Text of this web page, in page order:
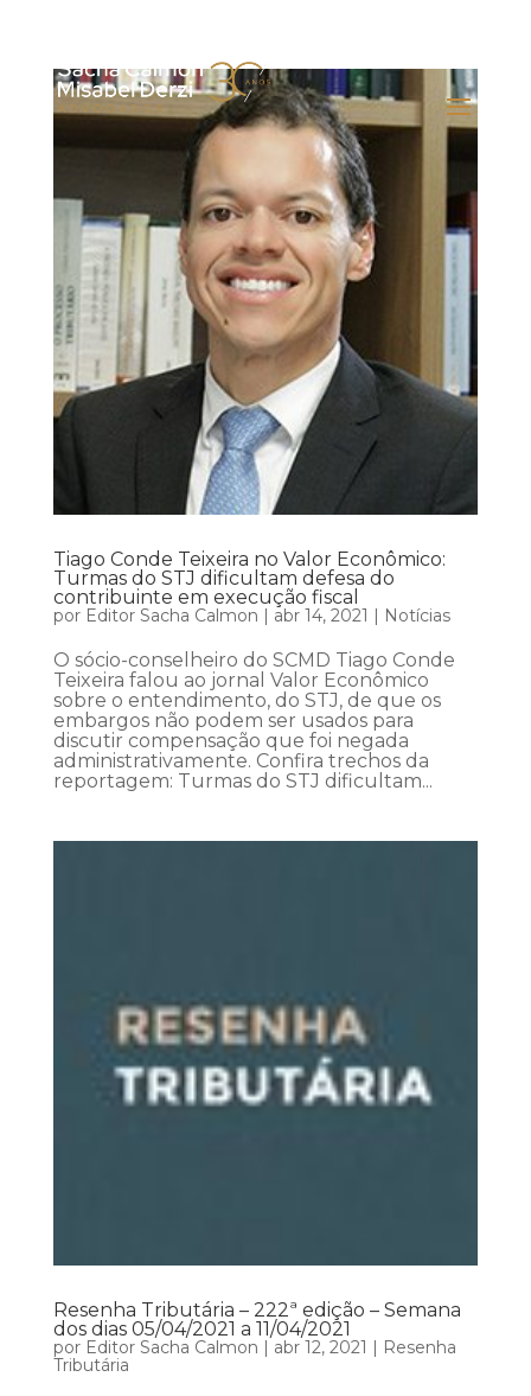
Tiago Conde Teixeira no Valor Econômico:
Turmas do STJ dificultam defesa do
contribuinte em execução fiscal
por Editor Sacha Calmon | abr 14, 2021 | Notícias
O sócio-conselheiro do SCMD Tiago Conde
Teixeira falou ao jornal Valor Econômico
sobre o entendimento, do STJ, de que os
embargos não podem ser usados para
discutir compensação que foi negada
administrativamente. Confira trechos da
reportagem: Turmas do STJ dificultam...
Resenha Tributária – 222ª edição – Semana
dos dias 05/04/2021 a 11/04/2021
por Editor Sacha Calmon | abr 12, 2021 | Resenha
Tributária